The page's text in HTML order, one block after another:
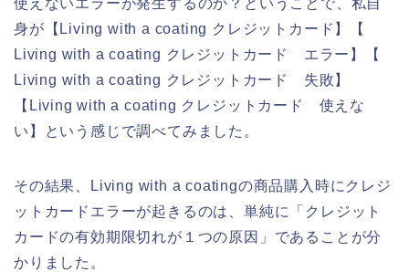
使えないエラーが発生するのか？ということで、私自
身が【Living with a coating クレジットカード】【
Living with a coating クレジットカード エラー】【
Living with a coating クレジットカード 失敗】
【Living with a coating クレジットカード 使えな
い】という感じで調べてみました。
その結果、Living with a coatingの商品購入時にクレジ
ットカードエラーが起きるのは、単純に「クレジット
カードの有効期限切れが１つの原因」であることが分
かりました。